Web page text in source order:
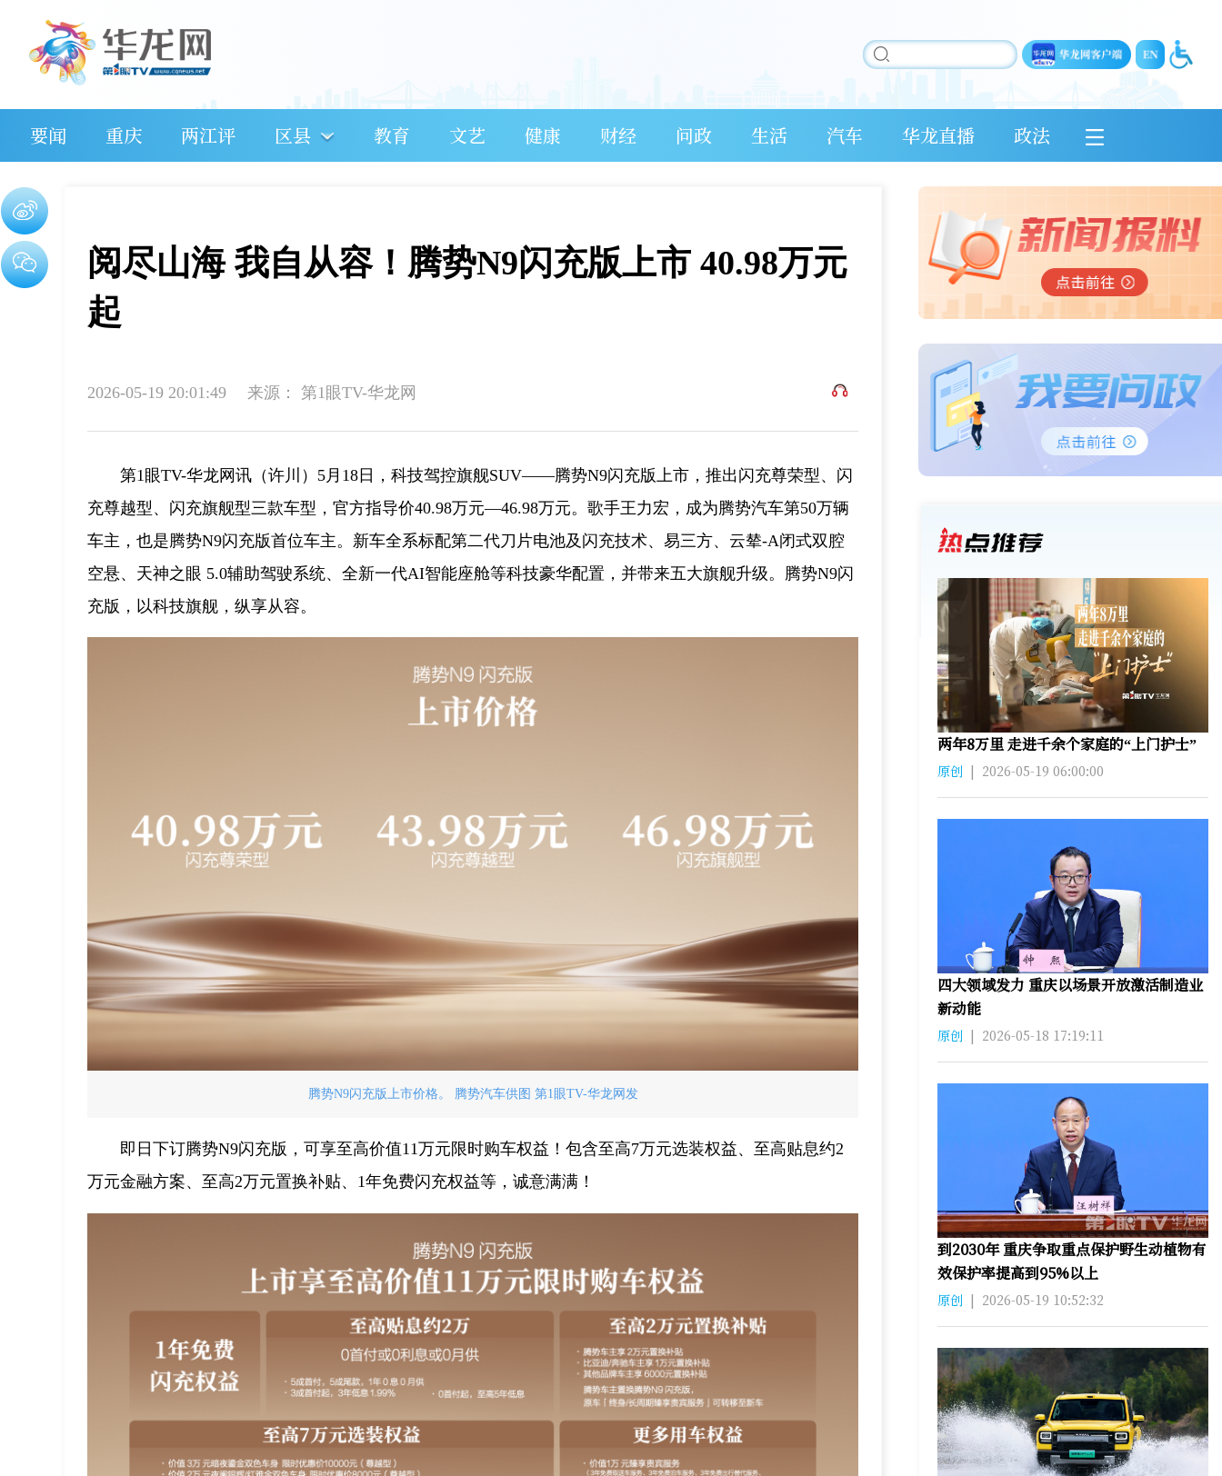
要闻 重庆 两江评 区县 教育 文艺 健康 财经 问政 生活 汽车 华龙直播 政法
阅尽山海 我自从容！腾势N9闪充版上市 40.98万元
起
2026-05-19 20:01:49 来源： 第1眼TV-华龙网
第1眼TV-华龙网讯（许川）5月18日，科技驾控旗舰SUV——腾势N9闪充版上市，推出闪充尊荣型、闪
充尊越型、闪充旗舰型三款车型，官方指导价40.98万元—46.98万元。歌手王力宏，成为腾势汽车第50万辆
车主，也是腾势N9闪充版首位车主。新车全系标配第二代刀片电池及闪充技术、易三方、云辇-A闭式双腔
空悬、天神之眼 5.0辅助驾驶系统、全新一代AI智能座舱等科技豪华配置，并带来五大旗舰升级。腾势N9闪
充版，以科技旗舰，纵享从容。
腾势N9闪充版上市价格。 腾势汽车供图 第1眼TV-华龙网发
即日下订腾势N9闪充版，可享至高价值11万元限时购车权益！包含至高7万元选装权益、至高贴息约2
万元金融方案、至高2万元置换补贴、1年免费闪充权益等，诚意满满！
两年8万里 走进千余个家庭的“上门护士”
原创 | 2026-05-19 06:00:00
四大领域发力 重庆以场景开放激活制造业
新动能
原创 | 2026-05-18 17:19:11
到2030年 重庆争取重点保护野生动植物有
效保护率提高到95%以上
原创 | 2026-05-19 10:52:32